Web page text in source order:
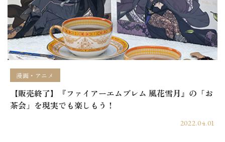
漫画・アニメ
【販売終了】『ファイアーエムブレム 風花雪月』の「お
茶会」を現実でも楽しもう！
2022.04.01